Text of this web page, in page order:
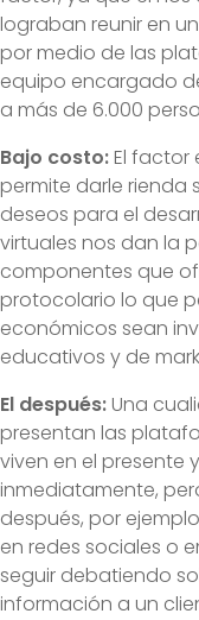
lograban reunir en
por medio de las
equipo encargado
a más de 6.000
Bajo costo:El factor
permite darle rienda
deseos para el
virtuales nos dan la
componentes que
protocolario lo que
económicos sean
educativos y de
El después:Una
presentan las
viven en el presente
inmediatamente,
después, por
en redes sociales o
seguir debatiendo
información a un